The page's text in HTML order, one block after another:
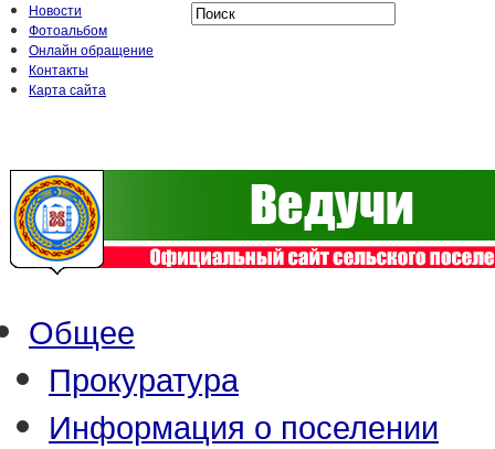
Новости
Фотоальбом
Онлайн обращение
Контакты
Карта сайта
Общее
Прокуратура
Информация о поселении